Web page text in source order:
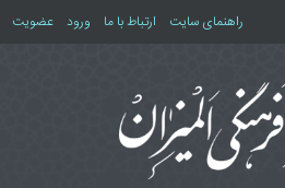
راهنمای سایت ارتباط با ما ورود عضویت